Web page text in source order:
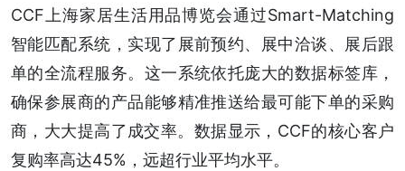
CCF上海家居生活用品博览会通过Smart-Matching
智能匹配系统，实现了展前预约、展中洽谈、展后跟
单的全流程服务。这一系统依托庞大的数据标签库，
确保参展商的产品能够精准推送给最可能下单的采购
商，大大提高了成交率。数据显示，CCF的核心客户
复购率高达45%，远超行业平均水平。